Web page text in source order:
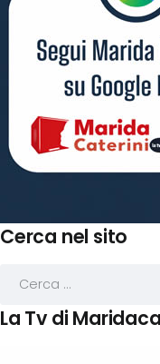
Cerca nel sito
La Tv di